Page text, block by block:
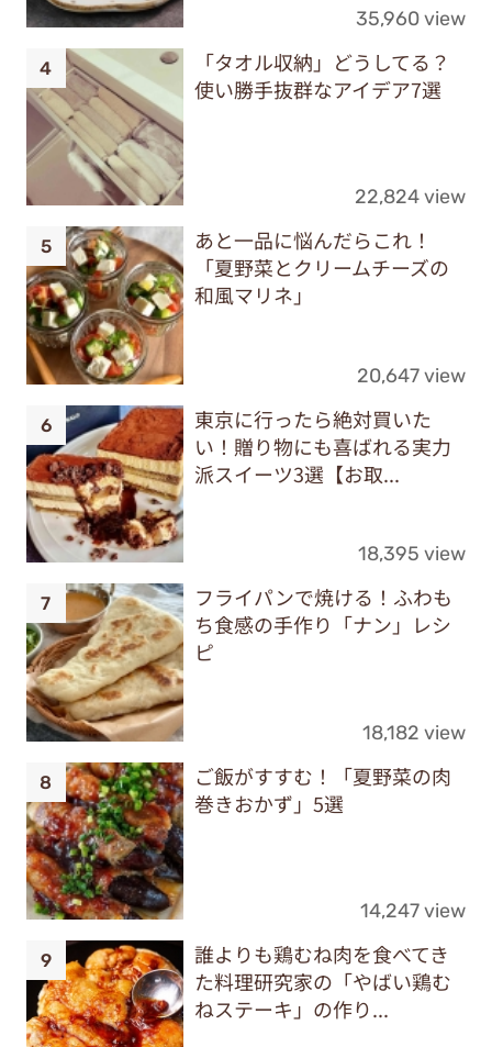
35,960 view
「タオル収納」どうしてる？
使い勝手抜群なアイデア7選
22,824 view
あと一品に悩んだらこれ！
「夏野菜とクリームチーズの
和風マリネ」
20,647 view
東京に行ったら絶対買いた
い！贈り物にも喜ばれる実力
派スイーツ3選【お取...
18,395 view
フライパンで焼ける！ふわも
ち食感の手作り「ナン」レシ
ピ
18,182 view
ご飯がすすむ！「夏野菜の肉
巻きおかず」5選
14,247 view
誰よりも鶏むね肉を食べてき
た料理研究家の「やばい鶏む
ねステーキ」の作り...